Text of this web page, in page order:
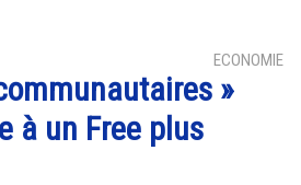
ECONOMIE
»
à un Free plus